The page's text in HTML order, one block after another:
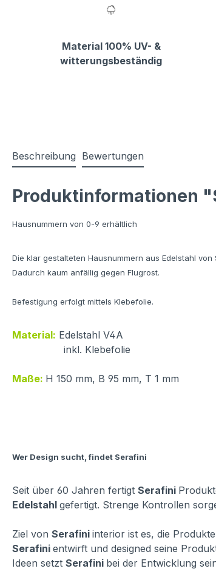
Material 100% UV- &
witterungsbeständig
Beschreibung Bewertungen
Produktinformationen
Hausnummern von 0-9 erhältlich
Die klar gestalteten Hausnummern aus Edelstahl
Dadurch kaum anfällig gegen Flugrost.
Befestigung erfolgt mittels Klebefolie.
Material: Edelstahl V4A
inkl. Klebefolie
Maße: H 150 mm, B 95 mm, T 1 mm
Wer Design sucht, findet Serafini
Seit über 60 Jahren fertigt Serafini
Edelstahl gefertigt. Strenge Kontrollen
Ziel von Serafini interior ist es, die
Serafini entwirft und designed seine
Ideen setzt Serafini bei der Entwicklung